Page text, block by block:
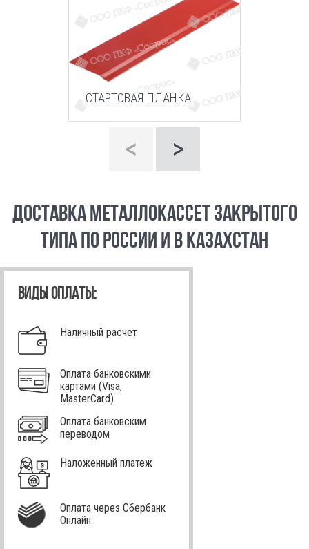
СТАРТОВАЯ ПЛАНКА
< >
ДОСТАВКА МЕТАЛЛОКАССЕТ ЗАКРЫТОГО
ТИПА ПО РОССИИ И В КАЗАХСТАН
ВИДЫ ОПЛАТЫ:
Наличный расчет
Оплата банковскими
картами (Visa,
MasterCard)
Оплата банковским
переводом
Наложенный платеж
Оплата через Сбербанк
Онлайн